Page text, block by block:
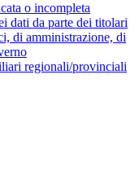
o incompleta
dati da parte dei titolari
di amministrazione, di
regionali/provinciali